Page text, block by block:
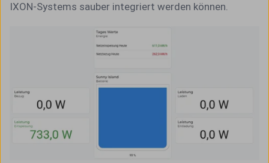
IXON-Systems sauber integriert werden können.